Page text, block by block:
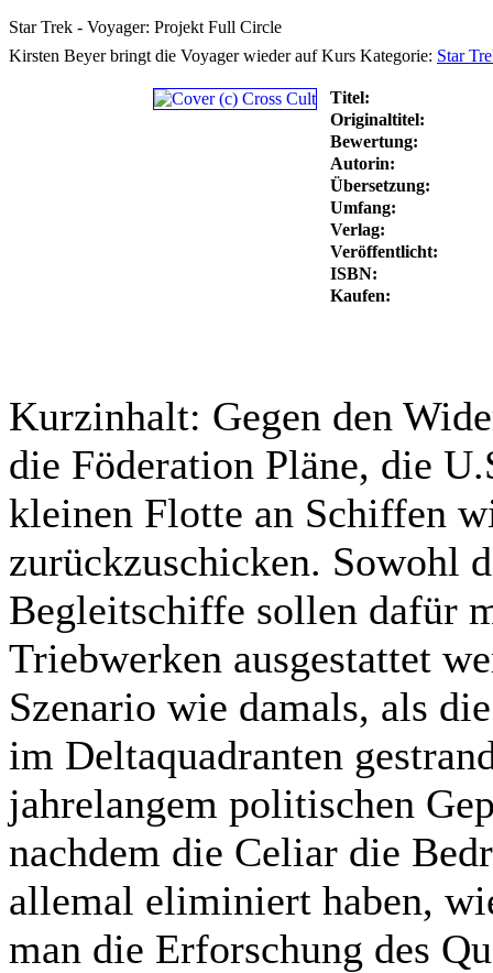
Star Trek - Voyager: Projekt Full Circle
Kirsten Beyer bringt die Voyager wieder auf Kurs Kategorie: Star
Titel:
Originaltitel:
Bewertung:
Autorin:
Übersetzung:
Umfang:
Verlag:
Veröffentlicht:
ISBN:
Kaufen:
Kurzinhalt: Gegen den
die Föderation Pläne, die
kleinen Flotte an Schiffen
zurückzuschicken. Sowohl
Begleitschiffe sollen dafür
Triebwerken ausgestattet
Szenario wie damals, als
im Deltaquadranten
jahrelangem politischen
nachdem die Celiar die
allemal eliminiert haben,
man die Erforschung des